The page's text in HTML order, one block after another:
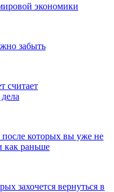
экономики
забыть
считает
которых вы уже не
как раньше
захочется вернуться в